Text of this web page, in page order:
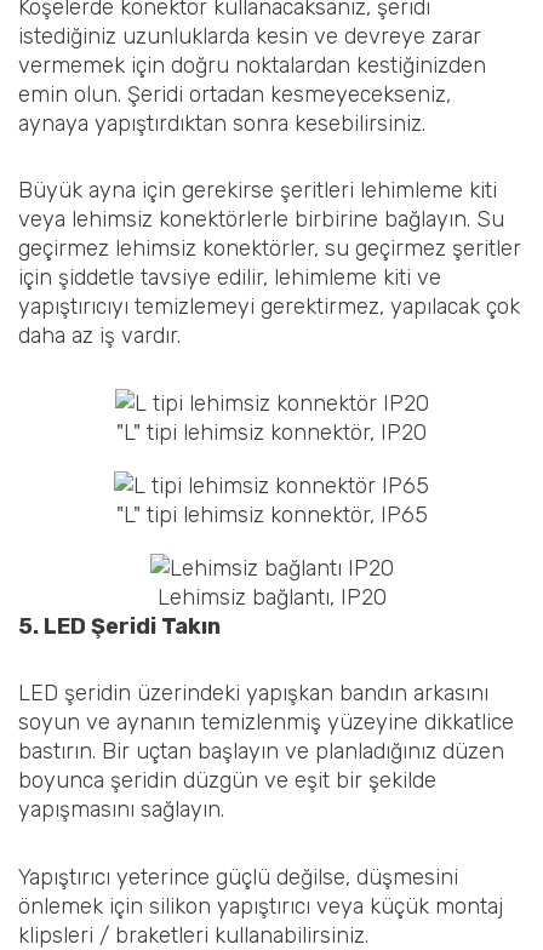
Köşelerde konektör kullanacaksanız, şeridi
istediğiniz uzunluklarda kesin ve devreye zarar
vermemek için doğru noktalardan kestiğinizden
emin olun. Şeridi ortadan kesmeyecekseniz,
aynaya yapıştırdıktan sonra kesebilirsiniz.
Büyük ayna için gerekirse şeritleri lehimleme kiti
veya lehimsiz konektörlerle birbirine bağlayın. Su
geçirmez lehimsiz konektörler, su geçirmez şeritler
için şiddetle tavsiye edilir, lehimleme kiti ve
yapıştırıcıyı temizlemeyi gerektirmez, yapılacak çok
daha az iş vardır.
"L" tipi lehimsiz konnektör, IP20
"L" tipi lehimsiz konnektör, IP65
Lehimsiz bağlantı, IP20
5. LED Şeridi Takın
LED şeridin üzerindeki yapışkan bandın arkasını
soyun ve aynanın temizlenmiş yüzeyine dikkatlice
bastırın. Bir uçtan başlayın ve planladığınız düzen
boyunca şeridin düzgün ve eşit bir şekilde
yapışmasını sağlayın.
Yapıştırıcı yeterince güçlü değilse, düşmesini
önlemek için silikon yapıştırıcı veya küçük montaj
klipsleri / braketleri kullanabilirsiniz.